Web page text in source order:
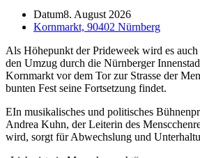
Datum8. August 2026
Kornmarkt, 90402 Nürnberg
Als Höhepunkt der Prideweek wird es auch
den Umzug durch die Nürnberger
Kornmarkt vor dem Tor zur Strasse der
bunten Fest seine Fortsetzung findet.
EIn musikalisches und politisches
Andrea Kuhn, der Leiterin des
wird, sorgt für Abwechslung und